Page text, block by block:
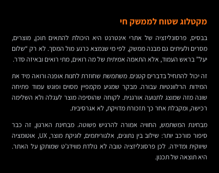
מקטלוג שטוח לממשק חי
בבסיס, פרסונליזציה של אתרי אינטרנט היא היכולת להתאים תוכן, מוצרים,
מסרים ולעיתים גם מבנה ממשק, לפי מי שנמצא כרגע מול המסך. לא רק “שלום
יעל” בראש העמוד, אלא התאמה אמיתית של מה רואים, מתי רואים ובאיזה סדר.
זה יכול להתחיל בדברים קטנים. משתמשת שחוזרת לחנות אופנה ורואה מיד את
המידות הרלוונטיות עבורה. מבקר שמגיע מקמפיין מסוים ופוגש עמוד פתיחה
שונה מזה שמוצג לתנועה אורגנית. לקוחה שהוסיפה מוצר לעגלה ולא השלימה
רכישה, ומקבלת אחר כך תזכורת מדויקת, לא אגרסיבית.
מבחינת המשתמש, החוויה אמורה להרגיש פשוטה. מבחינת הארגון, זה כבר
סיפור מורכב יותר: שילוב בין נתונים, אלגוריתמים, לוגיקת מוצר, UX, אוטומציה
שיווקית ומדידה. לכן פרסונליזציה טובה לא נולדת מווידג’ט שמותקן על האתר.
היא תוצאה של תכנון.